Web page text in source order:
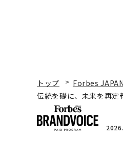
トップ Forbes
伝統を礎に、未来を再